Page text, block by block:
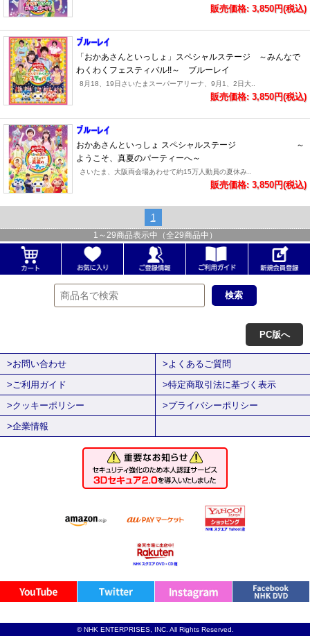
販売価格: 3,850円(税込)
「おかあさんといっしょ」スペシャルステージ ～みんなで
わくわくフェスティバル!!～ ブルーレイ
8月18、19日さいたまスーパーアリーナ、9月1、2日大..
販売価格: 3,850円(税込)
おかあさんといっしょ スペシャルステージ ～
ようこそ、真夏のパーティーへ～
さいたま、大阪両会場あわせて約15万人動員の夏休み..
販売価格: 3,850円(税込)
1
1 ～ 29商品表示中（全29商品中）
PC版へ
>お問い合わせ
>よくあるご質問
>ご利用ガイド
>特定商取引法に基づく表示
>クッキーポリシー
>プライバシーポリシー
>企業情報
© NHK ENTERPRISES, INC. All Rights Reserved.